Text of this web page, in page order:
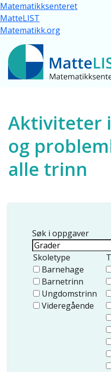
Hopp til hovedinnhold
Matematikksenteret
MatteLIST
Matematikk.org
Aktiviteter
og
alle trinn
Søk i oppgaver
Skoletype
Barnehage
Barnetrinn
Ungdomstrinn
Videregående